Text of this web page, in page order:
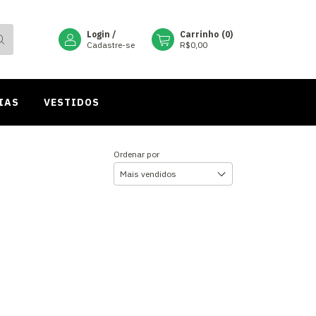
Login /
Cadastre-se
Carrinho (0)
R$0,00
VESTIDOS
Ordenar por